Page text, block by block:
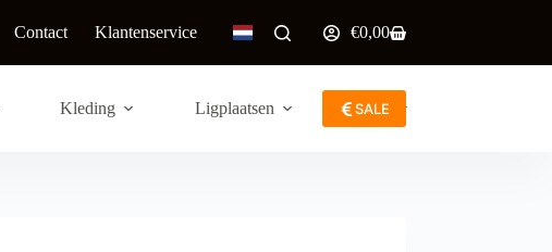
Contact Klantenservice Winkelwagen
€0,00
Kleding Ligplaatsen Meer
SALE